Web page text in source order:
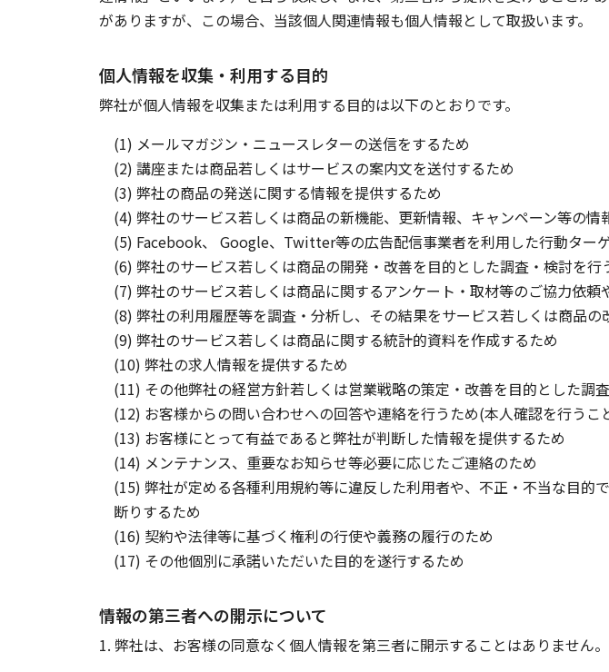
がありますが、この場合、当該個人関連情報も個人情報として取扱います。
個人情報を収集・利用する目的
弊社が個人情報を収集または利用する目的は以下のとおりです。
(1) メールマガジン・ニュースレターの送信をするため
(2) 講座または商品若しくはサービスの案内文を送付するため
(3) 弊社の商品の発送に関する情報を提供するため
(4) 弊社のサービス若しくは商品の新機能、更新情報、キャンペーン等の情
(5) Facebook、 Google、Twitter等の広告配信事業者を利用した行動ター
(6) 弊社のサービス若しくは商品の開発・改善を目的とした調査・検討を行
(7) 弊社のサービス若しくは商品に関するアンケート・取材等のご協力依
(8) 弊社の利用履歴等を調査・分析し、その結果をサービス若しくは商品
(9) 弊社のサービス若しくは商品に関する統計的資料を作成するため
(10) 弊社の求人情報を提供するため
(11) その他弊社の経営方針若しくは営業戦略の策定・改善を目的とした調
(12) お客様からの問い合わせへの回答や連絡を行うため(本人確認を行うこ
(13) お客様にとって有益であると弊社が判断した情報を提供するため
(14) メンテナンス、重要なお知らせ等必要に応じたご連絡のため
(15) 弊社が定める各種利用規約等に違反した利用者や、不正・不当な目
断りするため
(16) 契約や法律等に基づく権利の行使や義務の履行のため
(17) その他個別に承諾いただいた目的を遂行するため
情報の第三者への開示について
1. 弊社は、お客様の同意なく個人情報を第三者に開示することはありません